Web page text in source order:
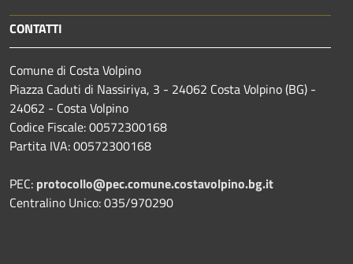
CONTATTI
Comune di Costa Volpino
Piazza Caduti di Nassiriya, 3 - 24062 Costa Volpino (BG) -
24062 - Costa Volpino
Codice Fiscale: 00572300168
Partita IVA: 00572300168
PEC: protocollo@pec.comune.costavolpino.bg.it
Centralino Unico: 035/970290